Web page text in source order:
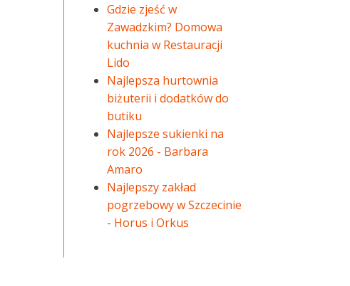
Gdzie zjeść w
Zawadzkim? Domowa
kuchnia w Restauracji
Lido
Najlepsza hurtownia
biżuterii i dodatków do
butiku
Najlepsze sukienki na
rok 2026 - Barbara
Amaro
Najlepszy zakład
pogrzebowy w Szczecinie
- Horus i Orkus